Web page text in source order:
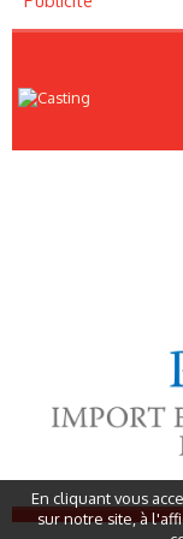
En cliquant vous
sur notre site, à